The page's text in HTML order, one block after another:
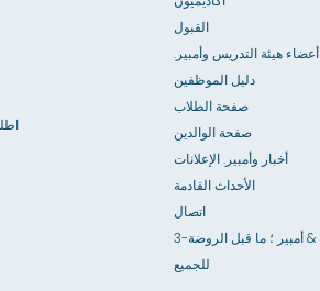
القبول
أعضاء هيئة التدريس وأمبير.
دليل الموظفين
صفحة الطلاب
صفحة الوالدين
أخبار وأمبير. الإعلانات
الأحداث القادمة
اتصال
3-ك & أمبير ؛ ما قبل الروضة
للجميع